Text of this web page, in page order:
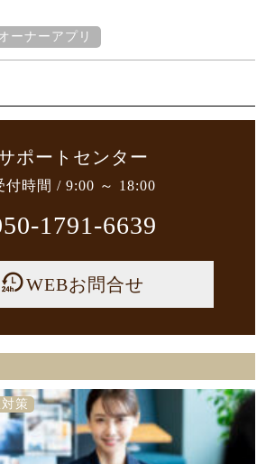
ーナーアプリ
ポートセンター
付時間 / 9:00 ～ 18:00
1791-6639
WEBお問合せ
策